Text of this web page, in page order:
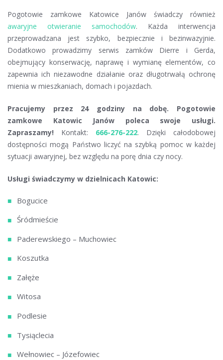
Pogotowie zamkowe Katowice Janów świadczy również
awaryjne otwieranie samochodów. Każda interwencja
przeprowadzana jest szybko, bezpiecznie i bezinwazyjnie.
Dodatkowo prowadzimy serwis zamków Dierre i Gerda,
obejmujący konserwację, naprawę i wymianę elementów, co
zapewnia ich niezawodne działanie oraz długotrwałą ochronę
mienia w mieszkaniach, domach i pojazdach.
Pracujemy przez 24 godziny na dobę.
Pogotowie
zamkowe Katowic Janów poleca swoje usługi.
Zapraszamy! Kontakt: 666-276-222. Dzięki całodobowej
dostępności mogą Państwo liczyć na szybką pomoc w każdej
sytuacji awaryjnej, bez względu na porę dnia czy nocy.
Usługi świadczymy w dzielnicach Katowic:
Bogucice
Śródmieście
Paderewskiego – Muchowiec
Koszutka
Załęże
Witosa
Podlesie
Tysiąclecia
Wełnowiec – Józefowiec